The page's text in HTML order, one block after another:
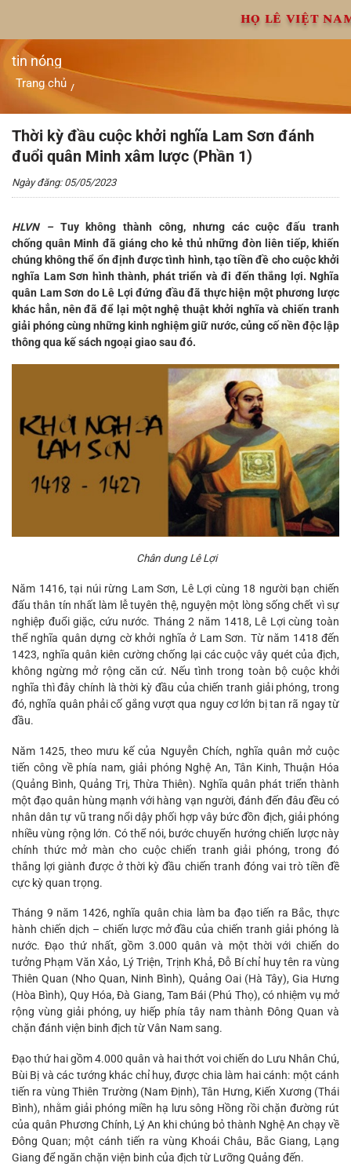
nội
dung
HỌ LÊ VIỆT
tin nóng
Trang chủ /
Thời kỳ đầu cuộc khởi nghĩa Lam Sơn đánh đuổi quân Minh
xâm lược (Phần 1)
Thời kỳ đầu cuộc khởi nghĩa Lam Sơn đánh
đuổi quân Minh xâm lược (Phần 1)
Ngày đăng: 05/05/2023
HLVN –Tuy không thành công, nhưng các cuộc đấu tranh
chống quân Minh đã giáng cho kẻ thủ những đòn liên tiếp, khiến
chúng không thể ổn định được tình hình, tạo tiền đề cho cuộc khởi
nghĩa Lam Sơn hình thành, phát triển và đi đến thắng lợi. Nghĩa
quân Lam Sơn do Lê Lợi đứng đầu đã thực hiện một phương lược
khác hẳn, nên đã để lại một nghệ thuật khởi nghĩa và chiến tranh
giải phóng cùng những kinh nghiệm giữ nước, củng cố nền độc lập
thông qua kế sách ngoại giao sau đó.
Chân dung Lê Lợi
Năm 1416, tại núi rừng Lam Sơn, Lê Lợi cùng 18 người bạn chiến
đấu thân tín nhất làm lễ tuyên thệ, nguyện một lòng sống chết vì sự
nghiệp đuổi giặc, cứu nước. Tháng 2 năm 1418, Lê Lợi cùng toàn
thể nghĩa quân dựng cờ khởi nghĩa ở Lam Sơn. Từ năm 1418 đến
1423, nghĩa quân kiên cường chống lại các cuộc vây quét của địch,
không ngừng mở rộng căn cứ. Nếu tình trong toàn bộ cuộc khởi
nghĩa thì đây chính là thời kỳ đầu của chiến tranh giải phóng, trong
đó, nghĩa quân phải cố gắng vượt qua nguy cơ lớn bị tan rã ngay từ
đầu.
Năm 1425, theo mưu kế của Nguyễn Chích, nghĩa quân mở cuộc
tiến công về phía nam, giải phóng Nghệ An, Tân Kinh, Thuận Hóa
(Quảng Bình, Quảng Trị, Thừa Thiên). Nghĩa quân phát triển thành
một đạo quân hùng mạnh với hàng vạn người, đánh đến đâu đều có
nhân dân tự vũ trang nổi dậy phối hợp vây bức đồn địch, giải phóng
nhiều vùng rộng lớn. Có thể nói, bước chuyển hướng chiến lược này
chính thức mở màn cho cuộc chiến tranh giải phóng, trong đó
thắng lợi giành được ở thời kỳ đầu chiến tranh đóng vai trò tiền đề
cực kỳ quan trọng.
Tháng 9 năm 1426, nghĩa quân chia làm ba đạo tiến ra Bắc, thực
hành chiến dịch – chiến lược mở đầu của chiến tranh giải phóng là
nước. Đạo thứ nhất, gồm 3.000 quân và một thời với chiến do
tưởng Phạm Văn Xảo, Lý Triện, Trịnh Khả, Đỗ Bí chỉ huy tên ra vùng
Thiên Quan (Nho Quan, Ninh Bình), Quảng Oai (Hà Tây), Gia Hưng
(Hòa Bình), Quy Hóa, Đà Giang, Tam Bái (Phú Thọ), có nhiệm vụ mở
rộng vùng giải phóng, uy hiếp phía tây nam thành Đông Quan và
chặn đánh viện binh địch từ Vân Nam sang.
Đạo thứ hai gồm 4.000 quân và hai thớt voi chiến do Lưu Nhân Chú,
Bùi Bị và các tướng khác chỉ huy, được chia làm hai cánh: một cánh
tiến ra vùng Thiên Trường (Nam Định), Tân Hưng, Kiến Xương (Thái
Bình), nhằm giải phóng miền hạ lưu sông Hồng rồi chặn đường rút
của quân Phương Chính, Lý An khi chúng bỏ thành Nghệ An chạy về
Đông Quan; một cánh tiến ra vùng Khoái Châu, Bắc Giang, Lạng
Giang để ngăn chặn viện binh của địch từ Lưỡng Quảng đến.